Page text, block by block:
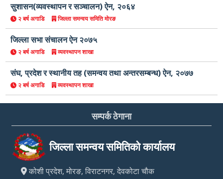
सुशासन(व्यवस्थापन र सञ्चालन) ऐन, २०६४
२ बर्ष अगाडि जिल्ला समन्वय समिति मोरङ
जिल्ला सभा संचालन ऐन २०७५
२ बर्ष अगाडि व्यवस्थापन शाखा
संघ, प्रदेश र स्थानीय तह (समन्वय तथा अन्तरसम्बन्ध) ऐन, २०७७
२ बर्ष अगाडि व्यवस्थापन शाखा
सम्पर्क ठेगाना
जिल्ला समन्वय समितिको कार्यालय
कोशी प्रदेश, मोरङ, विराटनगर, देवकोटा चौक